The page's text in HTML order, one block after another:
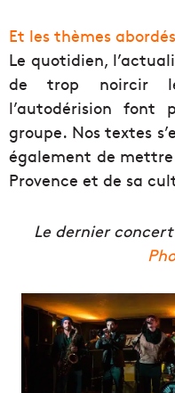
Et les thèmes
Le quotidien,
de trop noircir
l’autodérision font
groupe. Nos textes
également de
Provence et de sa
Le dernier